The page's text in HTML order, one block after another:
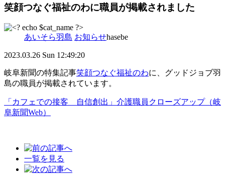
笑顔つなぐ福祉のわに職員が掲載されました
あいそら羽島 お知らせhasebe
2023.03.26 Sun 12:49:20
岐阜新聞の特集記事笑顔つなぐ福祉のわに、グッドジョブ羽
島の職員が掲載されています。
「カフェでの接客 自信創出」介護職員クローズアップ（岐
阜新聞Web）
一覧を見る